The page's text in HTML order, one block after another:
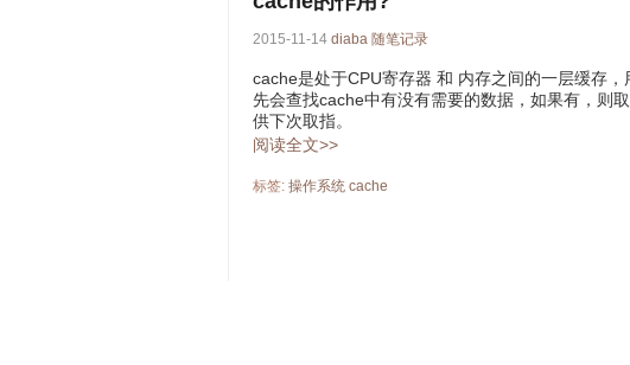
2015-11-14 diaba 随笔记录
cache是处于CPU寄存器 和 内存之间的一层缓存
先会查找cache中有没有需要的数据，如果有，则
供下次取指。
阅读全文>>
标签: 操作系统 cache